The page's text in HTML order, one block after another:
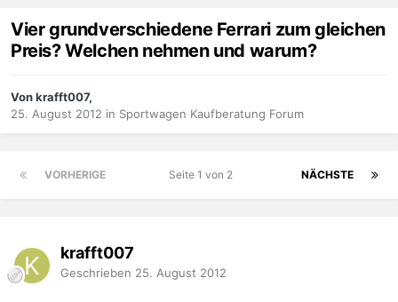
Vier grundverschiedene Ferrari zum gleichen
Preis? Welchen nehmen und warum?
Von krafft007,
25. August 2012 in Sportwagen Kaufberatung Forum
VORHERIGE NÄCHSTE
Seite 1 von 2
krafft007
Geschrieben 25. August 2012